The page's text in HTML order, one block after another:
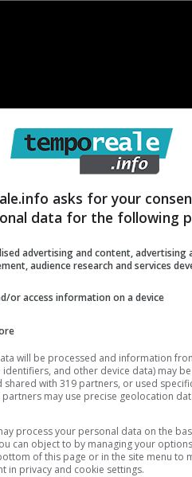
in quanto, a seguito di
sul posto e lo avevano
iniziato a prendere a calci
il padre aveva
asks for your
data for the following
advertising and content, advertising
audience research and services
or access information on a device
will be processed and information
identifiers, and other device data) may
shared with 319 partners, or used
partners may use precise geolocation
process your personal data on the
can object to by managing your
of this page or in the site menu to
in privacy and cookie settings.